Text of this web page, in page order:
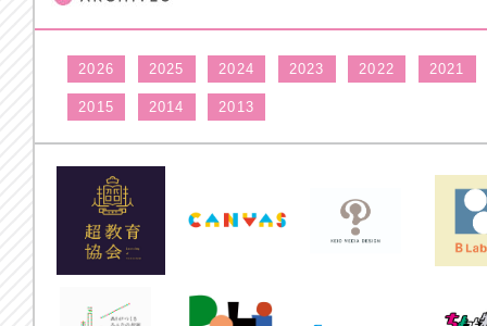
2026 2025 2024 2023 2022 2021
2015 2014 2013